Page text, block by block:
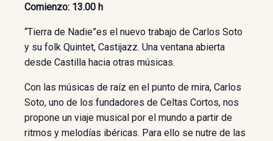
Comienzo: 13.00 h
“Tierra de Nadie”es el nuevo trabajo de Carlos Soto
y su folk Quintet, Castijazz. Una ventana abierta
desde Castilla hacia otras músicas.
Con las músicas de raíz en el punto de mira, Carlos
Soto, uno de los fundadores de Celtas Cortos, nos
propone un viaje musical por el mundo a partir de
ritmos y melodías ibéricas. Para ello se nutre de las